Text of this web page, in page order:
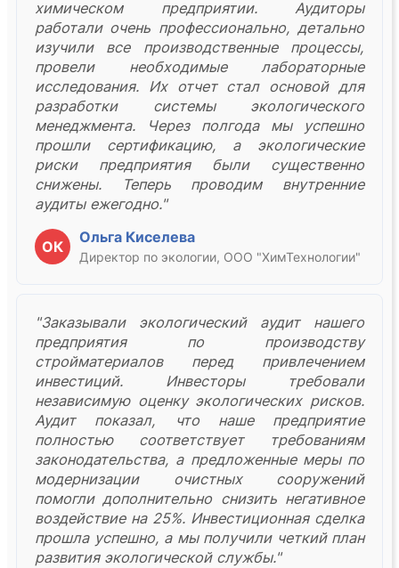
химическом предприятии. Аудиторы
работали очень профессионально, детально
изучили все производственные процессы,
провели необходимые лабораторные
исследования. Их отчет стал основой для
разработки системы экологического
менеджмента. Через полгода мы успешно
прошли сертификацию, а экологические
риски предприятия были существенно
снижены. Теперь проводим внутренние
аудиты ежегодно."
ОК
Ольга Киселева
Директор по экологии, ООО "ХимТехнологии"
"Заказывали экологический аудит нашего
предприятия по производству
стройматериалов перед привлечением
инвестиций. Инвесторы требовали
независимую оценку экологических рисков.
Аудит показал, что наше предприятие
полностью соответствует требованиям
законодательства, а предложенные меры по
модернизации очистных сооружений
помогли дополнительно снизить негативное
воздействие на 25%. Инвестиционная сделка
прошла успешно, а мы получили четкий план
развития экологической службы."